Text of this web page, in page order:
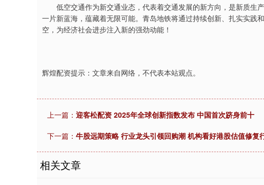
低空交通作为新交通业态，代表着交通发展的新方向，是新质生
一片新蓝海，蕴藏着无限可能。青岛地铁将通过持续创新、扎实实践
空，为经济社会进步注入新的强劲动能！
辉煌配资提示：文章来自网络，不代表本站观点。
上一篇： 迎客松配资 2025年全球创新指数发布 中国首次跻身前十
下一篇： 牛股远期策略 行业龙头引领回购潮 机构看好港股估值修复
相关文章